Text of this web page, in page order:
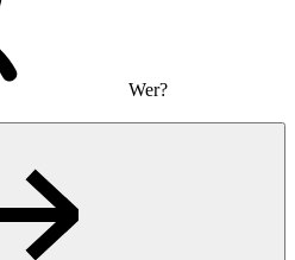
Wer?